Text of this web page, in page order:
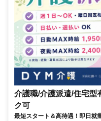
介護職/介護派遣/住宅型
ク可
最短スタート＆高待遇！即日就